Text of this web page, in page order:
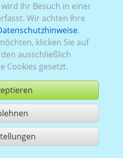
wird Ihr Besuch in einer
Wir achten Ihre
.
klicken Sie auf
ausschließlich
Cookies gesetzt.